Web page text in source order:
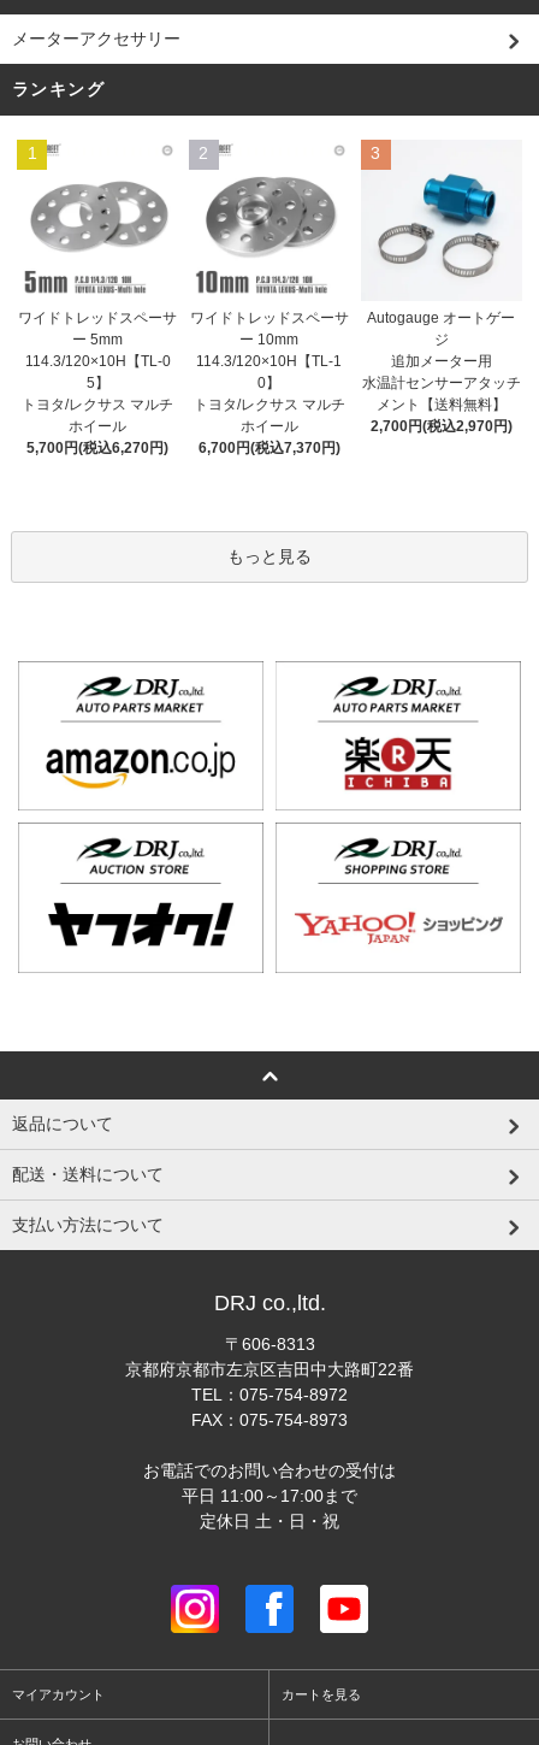
メーターアクセサリー
ランキング
1
ワイドトレッドスペーサ
ー 5mm
114.3/120×10H【TL-0
5】
トヨタ/レクサス マルチ
ホイール
5,700円(税込6,270円)
2
ワイドトレッドスペーサ
ー 10mm
114.3/120×10H【TL-1
0】
トヨタ/レクサス マルチ
ホイール
6,700円(税込7,370円)
3
Autogauge オートゲー
ジ
追加メーター用
水温計センサーアタッチ
メント【送料無料】
2,700円(税込2,970円)
もっと見る
返品について
配送・送料について
支払い方法について
DRJ co.,ltd.
〒606-8313
京都府京都市左京区吉田中大路町22番
TEL：075-754-8972
FAX：075-754-8973
お電話でのお問い合わせの受付は
平日 11:00～17:00まで
定休日 土・日・祝
マイアカウント カートを見る